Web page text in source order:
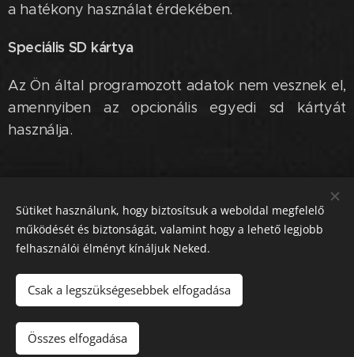
a hatékony használat érdekében.
Speciális SD kártya
Az Ön által programozott adatok nem vesznek el,
amennyiben az opcionális egyedi sd kártyát
használja.
Tel.:+36705550075, @:
cashmetalszerviz@gmail.com
Az oldalt aWebnodeműködteti
Magyar
Sütiket használunk, hogy biztosítsuk a weboldal megfelelő
működését és biztonságát, valamint hogy a lehető legjobb
felhasználói élményt kínáljuk Neked.
Csak a legszükségesebbek elfogadása
Összes elfogadása